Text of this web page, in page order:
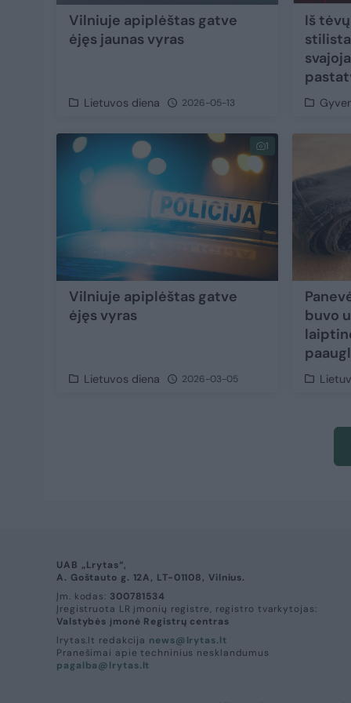
Vilniuje apiplėštas gatve
ėjęs jaunas vyras
Lietuvos diena 2026-05-13
Iš
1
Vilniuje apiplėštas gatve
ėjęs vyras
Lietuvos diena 2026-03-05
buvo
UAB „Lrytas“,
A. Goštauto g. 12A, LT-01108, Vilnius.
Įm. kodas: 300781534
Įregistruota LR įmonių registre, registro tvarkytojas:
Valstybės įmonė Registrų centras
lrytas.lt redakcija news@lrytas.lt
Pranešimai apie techninius nesklandumus
pagalba@lrytas.lt